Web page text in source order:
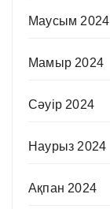
Маусым 2024
Мамыр 2024
Сәуір 2024
Наурыз 2024
Ақпан 2024